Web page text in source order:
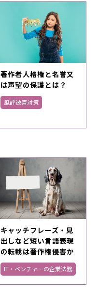
著作者人格権と名誉又
は声望の保護とは？
風評被害対策
キャッチフレーズ・見
出しなど短い言語表現
の転載は著作権侵害か
IT・ベンチャーの企業法務